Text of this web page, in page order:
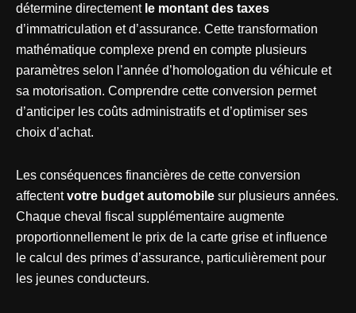
détermine directement le montant des taxes
d’immatriculation et d’assurance. Cette transformation
mathématique complexe prend en compte plusieurs
paramètres selon l’année d’homologation du véhicule et
sa motorisation. Comprendre cette conversion permet
d’anticiper les coûts administratifs et d’optimiser ses
choix d’achat.
Les conséquences financières de cette conversion
affectentvotre budget automobile sur plusieurs années.
Chaque cheval fiscal supplémentaire augmente
proportionnellement le prix de la carte grise et influence
le calcul des primes d’assurance, particulièrement pour
les jeunes conducteurs.